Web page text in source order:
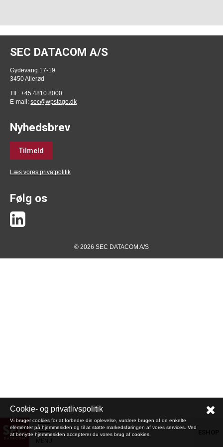
SEC DATACOM A/S
Gydevang 17-19
3450 Allerød
Tlf.: +45 4810 8000
E-mail:sec@wpstage.dk
Nyhedsbrev
Tilmeld
Læs vores privatpolitik
Følg os
© 2026 SEC DATACOM A/S
Cookie- og privatlivspolitik
Vi bruger cookies for at forbedre din oplevelse, vurdere brugen af de enkelte
elementer på hjemmesiden og til at støtte markedsføringen af vores services. Ved
at benytte hjemmesiden accepterer du vores brug af cookies.